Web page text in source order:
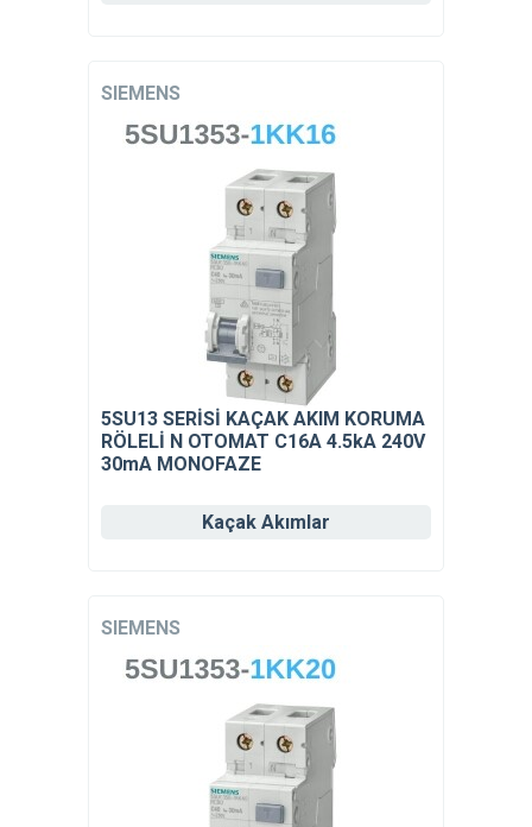
SIEMENS
5SU13 SERİSİ KAÇAK AKIM KORUMA
RÖLELİ N OTOMAT C16A 4.5kA 240V
30mA MONOFAZE
Kaçak Akımlar
SIEMENS